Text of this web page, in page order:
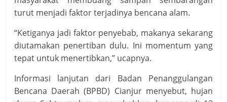
turut menjadi faktor terjadinya bencana alam.
“Ketiganya jadi faktor penyebab, makanya sekarang
diutamakan penertiban dulu. Ini momentum yang
tepat untuk menertibkan,” ucapnya.
Informasi lanjutan dari Badan Penanggulangan
Bencana Daerah (BPBD) Cianjur menyebut, hujan